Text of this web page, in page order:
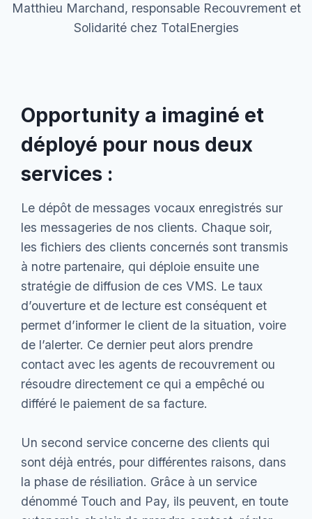
Matthieu Marchand, responsable Recouvrement et
Solidarité chez TotalEnergies
Opportunity a imaginé et
déployé pour nous deux
services :
Le dépôt de messages vocaux enregistrés sur
les messageries de nos clients. Chaque soir,
les fichiers des clients concernés sont transmis
à notre partenaire, qui déploie ensuite une
stratégie de diffusion de ces VMS. Le taux
d’ouverture et de lecture est conséquent et
permet d’informer le client de la situation, voire
de l’alerter. Ce dernier peut alors prendre
contact avec les agents de recouvrement ou
résoudre directement ce qui a empêché ou
différé le paiement de sa facture.
Un second service concerne des clients qui
sont déjà entrés, pour différentes raisons, dans
la phase de résiliation. Grâce à un service
dénommé Touch and Pay, ils peuvent, en toute